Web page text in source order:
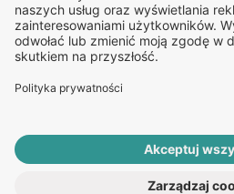
Organizator udzielania świadczeń
podmiotem leczniczym w
kwietnia 2011 roku o działalności
rejestru podmiotów wykonujących
numerem: 000000229172.